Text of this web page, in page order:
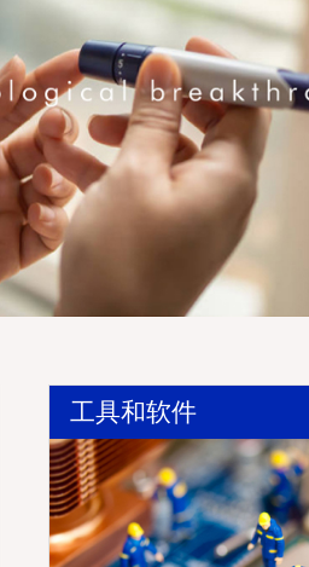
工具和软件